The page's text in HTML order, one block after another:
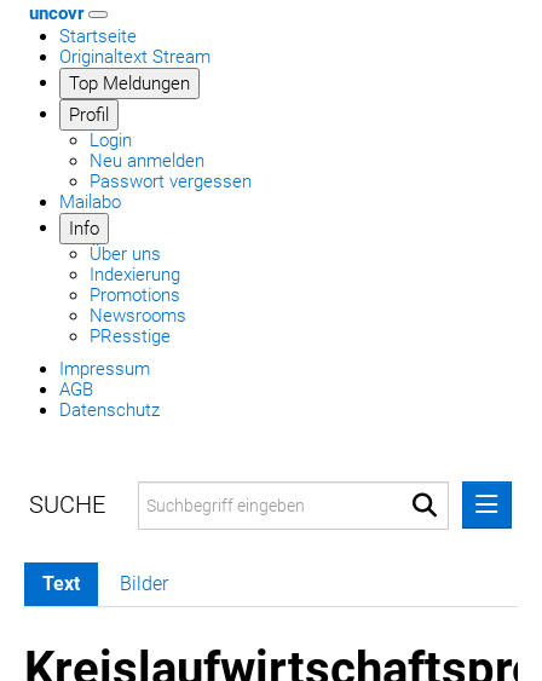
uncovr
Startseite
Originaltext Stream
Top Meldungen
Profil
Login
Neu anmelden
Passwort vergessen
Mailabo
Info
Über uns
Indexierung
Promotions
Newsrooms
PResstige
Impressum
AGB
Datenschutz
MELDUNGEN
COCA-COLA
Text Bilder